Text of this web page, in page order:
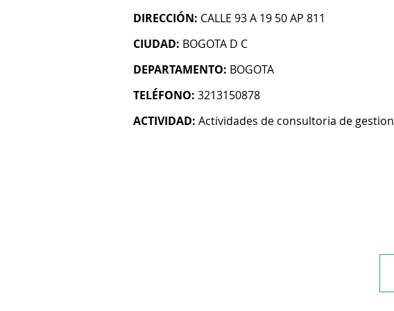
DIRECCIÓN: CALLE 93 A 19 50 AP 811
CIUDAD: BOGOTA D C
DEPARTAMENTO: BOGOTA
TELÉFONO: 3213150878
ACTIVIDAD: Actividades de consultoria de gestion